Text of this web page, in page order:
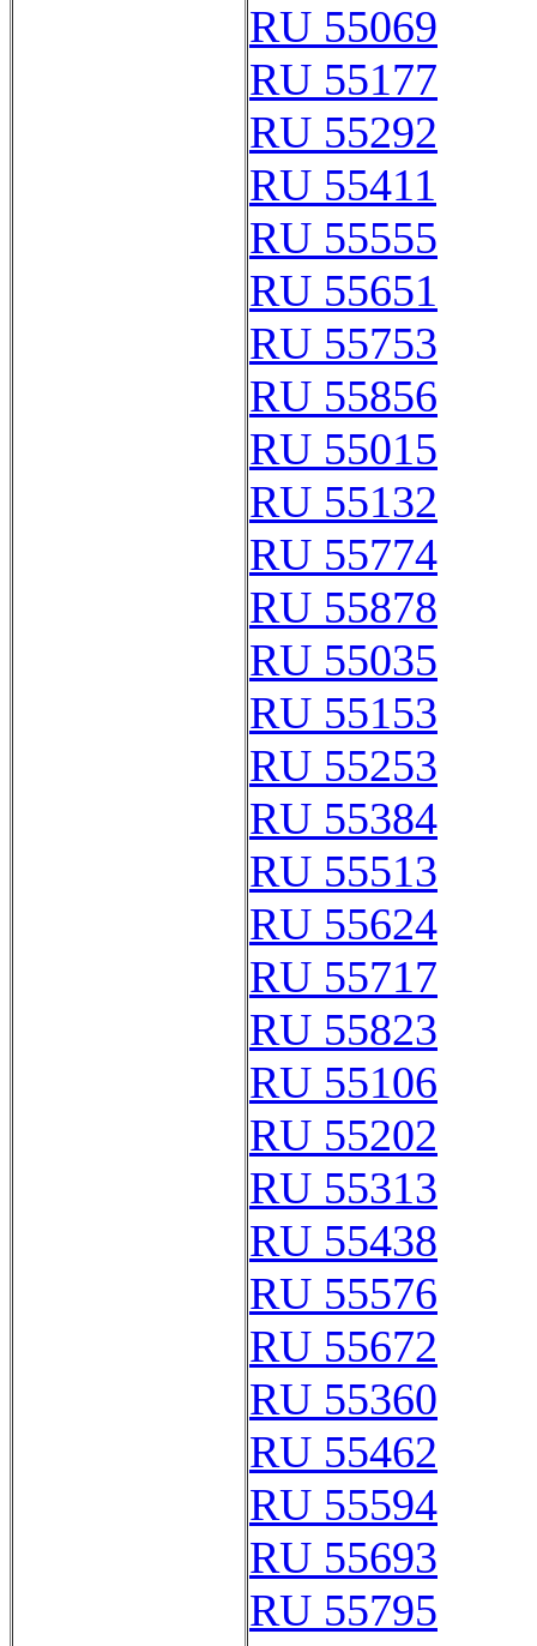
RU 55069
RU 55177
RU 55292
RU 55411
RU 55555
RU 55651
RU 55753
RU 55856
RU 55015
RU 55132
RU 55774
RU 55878
RU 55035
RU 55153
RU 55253
RU 55384
RU 55513
RU 55624
RU 55717
RU 55823
RU 55106
RU 55202
RU 55313
RU 55438
RU 55576
RU 55672
RU 55360
RU 55462
RU 55594
RU 55693
RU 55795